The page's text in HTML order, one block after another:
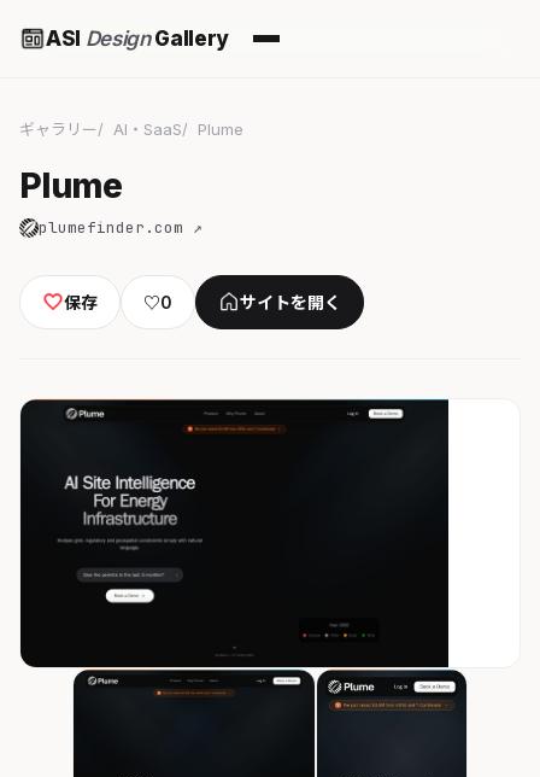
ASI DesignGallery
ギャラリー AI・SaaS Plume
Plume
plumefinder.com ↗
保存 ♡0 サイトを開く